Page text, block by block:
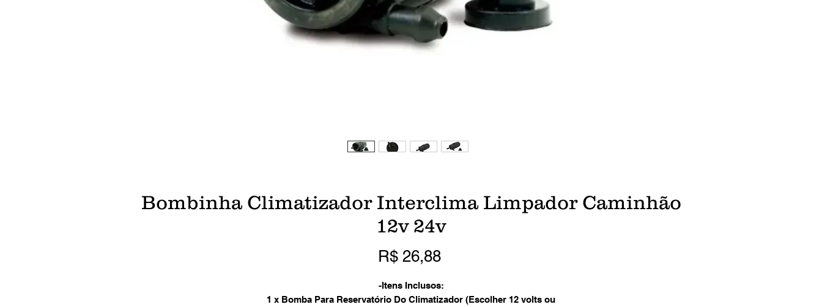
Bombinha Climatizador Interclima Limpador Caminhão
12v 24v
R$ 26,88Preço
-Itens Inclusos:
1 x Bomba Para Reservatório Do Climatizador (Escolher 12 volts ou